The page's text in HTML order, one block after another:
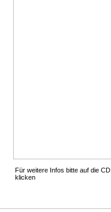
Für weitere Infos bitte auf die CD
klicken